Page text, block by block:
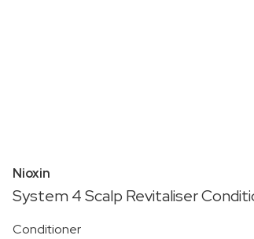
Nioxin
System 4 Scalp Revitaliser
Conditioner